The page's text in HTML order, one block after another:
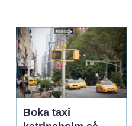
Boka taxi